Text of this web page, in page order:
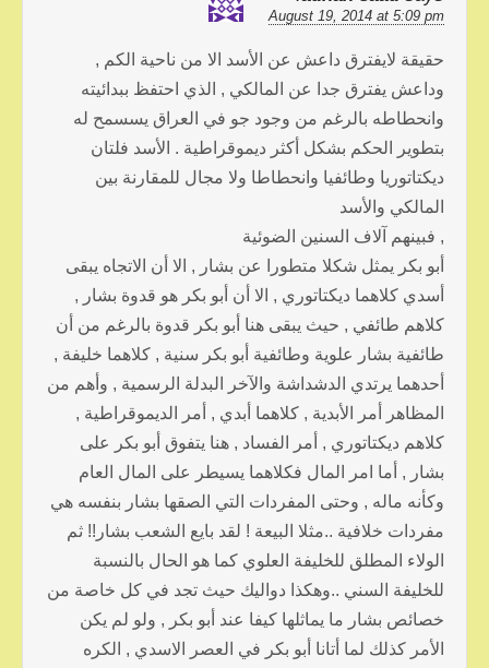
August 19, 2014 at 5:09 pm
حقيقة لايفترق داعش عن الأسد الا من ناحية الكم ,
وداعش يفترق جدا عن المالكي , الذي احتفظ ببدائيته
وانحطاطه بالرغم من وجود جو في العراق يسسمح له
بتطوير الحكم بشكل أكثر ديموقراطية . الأسد فلتان
ديكتاتوريا وطائفيا وانحطاطا ولا مجال للمقارنة بين
المالكي والأسد
, فبينهم آلاف السنين الضوئية
أبو بكر يمثل شكلا متطورا عن بشار , الا أن الاتجاه يبقى
أسدي كلاهما ديكتاتوري , الا أن أبو بكر هو قدوة بشار ,
كلاهم طائفي , حيث يبقى هنا أبو بكر قدوة بالرغم من أن
طائفية بشار علوية وطائفية أبو بكر سنية , كلاهما خليفة ,
أحدهما يرتدي الدشداشة والآخر البدلة الرسمية , وأهم من
المظاهر أمر الأبدية , كلاهما أبدي , أمر الديموقراطية ,
كلاهم ديكتاتوري , أمر الفساد , هنا يتفوق أبو بكر على
بشار , أما امر المال فكلاهما يسيطر على المال العام
وكأنه ماله , وحتى المفردات التي الصقها بشار بنفسه هي
مفردات خلافية ..مثلا البيعة ! لقد بايع الشعب بشار!! ثم
الولاء المطلق للخليفة العلوي كما هو الحال بالنسبة
للخليفة السني ..وهكذا دواليك حيث تجد في كل خاصة من
خصائص بشار ما يماثلها كيفا عند أبو بكر , ولو لم يكن
الأمر كذلك لما أتانا أبو بكر في العصر الاسدي , الكره